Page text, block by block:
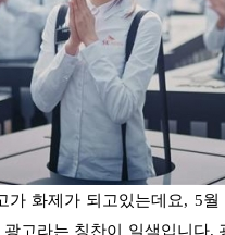
가 화제가 되고있는데요, 5
고라는 칭찬이 일색입니다.